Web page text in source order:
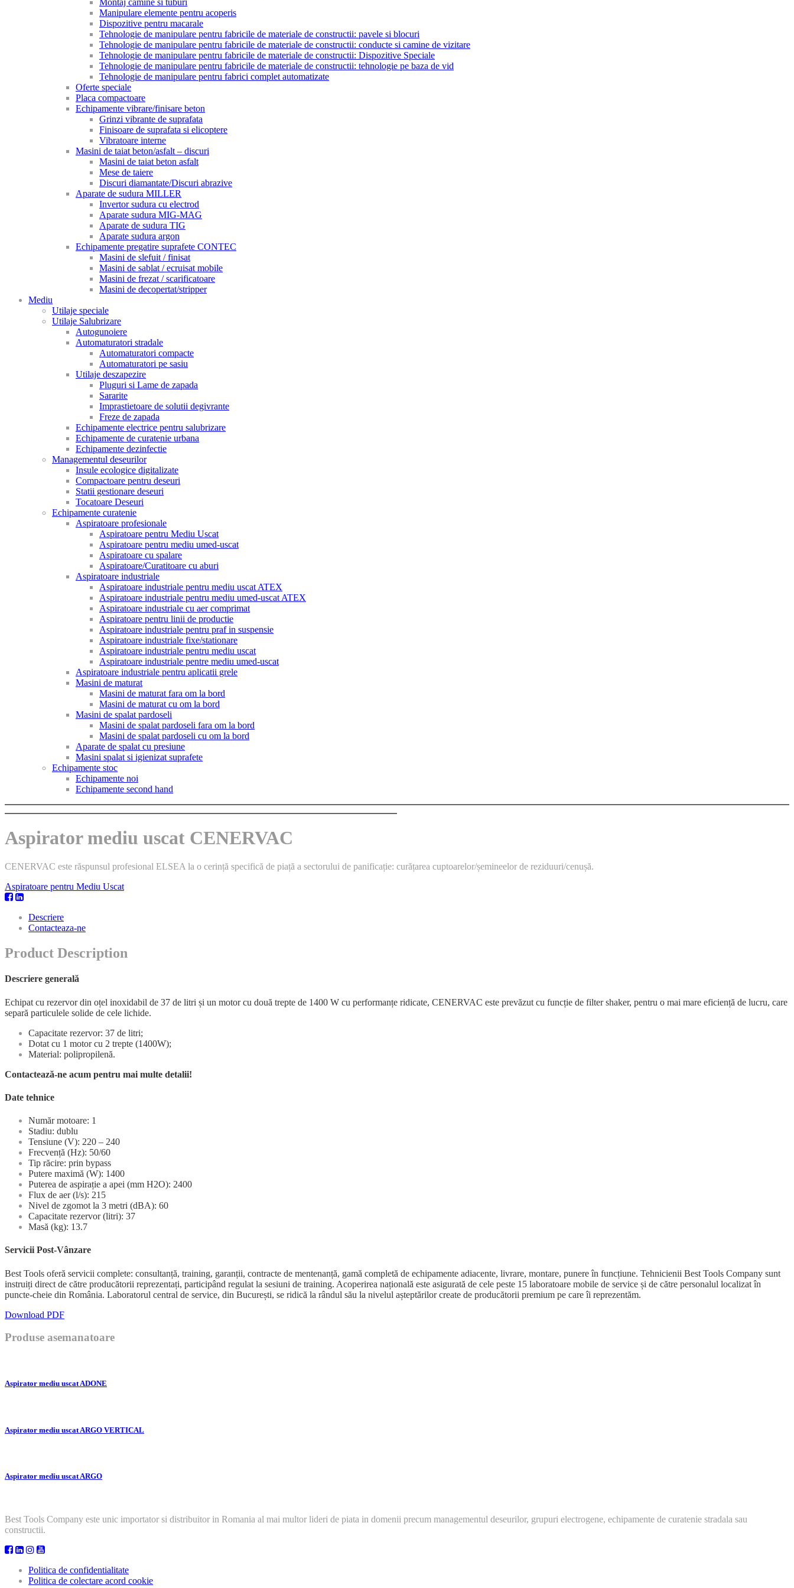
Montaj camine si tuburi
Manipulare elemente pentru acoperis
Dispozitive pentru macarale
Tehnologie de manipulare pentru fabricile de materiale de constructii: pavele si blocuri
Tehnologie de manipulare pentru fabricile de materiale de constructii: conducte si camine de vizitare
Tehnologie de manipulare pentru fabricile de materiale de constructii: Dispozitive Speciale
Tehnologie de manipulare pentru fabricile de materiale de constructii: tehnologie pe baza de vid
Tehnologie de manipulare pentru fabrici complet automatizate
Oferte speciale
Placa compactoare
Echipamente vibrare/finisare beton
Grinzi vibrante de suprafata
Finisoare de suprafata si elicoptere
Vibratoare interne
Masini de taiat beton/asfalt – discuri
Masini de taiat beton asfalt
Mese de taiere
Discuri diamantate/Discuri abrazive
Aparate de sudura MILLER
Invertor sudura cu electrod
Aparate sudura MIG-MAG
Aparate de sudura TIG
Aparate sudura argon
Echipamente pregatire suprafete CONTEC
Masini de slefuit / finisat
Masini de sablat / ecruisat mobile
Masini de frezat / scarificatoare
Masini de decopertat/stripper
Mediu
Utilaje speciale
Utilaje Salubrizare
Autogunoiere
Automaturatori stradale
Automaturatori compacte
Automaturatori pe sasiu
Utilaje deszapezire
Pluguri si Lame de zapada
Sararite
Imprastietoare de solutii degivrante
Freze de zapada
Echipamente electrice pentru salubrizare
Echipamente de curatenie urbana
Echipamente dezinfectie
Managementul deseurilor
Insule ecologice digitalizate
Compactoare pentru deseuri
Statii gestionare deseuri
Tocatoare Deseuri
Echipamente curatenie
Aspiratoare profesionale
Aspiratoare pentru Mediu Uscat
Aspiratoare pentru mediu umed-uscat
Aspiratoare cu spalare
Aspiratoare/Curatitoare cu aburi
Aspiratoare industriale
Aspiratoare industriale pentru mediu uscat ATEX
Aspiratoare industriale pentru mediu umed-uscat ATEX
Aspiratoare industriale cu aer comprimat
Aspiratoare pentru linii de productie
Aspiratoare industriale pentru praf in suspensie
Aspiratoare industriale fixe/stationare
Aspiratoare industriale pentru mediu uscat
Aspiratoare industriale pentre mediu umed-uscat
Aspiratoare industriale pentru aplicatii grele
Masini de maturat
Masini de maturat fara om la bord
Masini de maturat cu om la bord
Masini de spalat pardoseli
Masini de spalat pardoseli fara om la bord
Masini de spalat pardoseli cu om la bord
Aparate de spalat cu presiune
Masini spalat si igienizat suprafete
Echipamente stoc
Echipamente noi
Echipamente second hand
Aspirator mediu uscat CENERVAC
CENERVAC este răspunsul profesional ELSEA la o cerință specifică de piață a sectorului de panificație: curățarea cuptoarelor/șemineelor de reziduuri/cenușă.
Aspiratoare pentru Mediu Uscat
Descriere
Contacteaza-ne
Product Description
Descriere generală
Echipat cu rezervor din oțel inoxidabil de 37 de litri și un motor cu două trepte de 1400 W cu performanțe ridicate, CENERVAC este prevăzut cu funcție de filter shaker, pentru o mai mare eficiență de lucru, care
separă particulele solide de cele lichide.
Capacitate rezervor: 37 de litri;
Dotat cu 1 motor cu 2 trepte (1400W);
Material: polipropilenă.
Contactează-ne acum pentru mai multe detalii!
Date tehnice
Număr motoare: 1
Stadiu: dublu
Tensiune (V): 220 – 240
Frecvență (Hz): 50/60
Tip răcire: prin bypass
Putere maximă (W): 1400
Puterea de aspirație a apei (mm H2O): 2400
Flux de aer (l/s): 215
Nivel de zgomot la 3 metri (dBA): 60
Capacitate rezervor (litri): 37
Masă (kg): 13.7
Servicii Post-Vânzare
Best Tools oferă servicii complete: consultanță, training, garanții, contracte de mentenanță, gamă completă de echipamente adiacente, livrare, montare, punere în funcțiune. Tehnicienii Best Tools Company sunt
instruiți direct de către producătorii reprezentați, participând regulat la sesiuni de training. Acoperirea națională este asigurată de cele peste 15 laboratoare mobile de service și de către personalul localizat în
puncte-cheie din România. Laboratorul central de service, din București, se ridică la rândul său la nivelul așteptărilor create de producătorii premium pe care îi reprezentăm.
Download PDF
Produse asemanatoare
Aspirator mediu uscat ADONE
Aspirator mediu uscat ARGO VERTICAL
Aspirator mediu uscat ARGO
Best Tools Company este unic importator si distribuitor in Romania al mai multor lideri de piata in domenii precum managementul deseurilor, grupuri electrogene, echipamente de curatenie stradala sau
constructii.
Politica de confidentialitate
Politica de colectare acord cookie